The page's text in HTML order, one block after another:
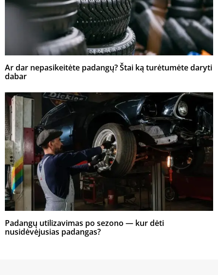
Ar dar nepasikeitėte padangų? Štai ką turėtumėte daryti
dabar
Padangų utilizavimas po sezono — kur dėti
nusidėvėjusias padangas?